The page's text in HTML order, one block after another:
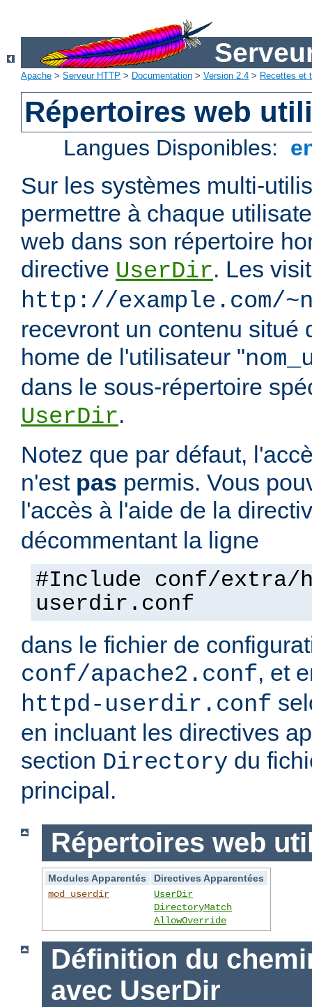
Apache > Serveur HTTP > Documentation > Version 2.4 > Recettes et
Répertoires web
Langues Disponibles:
Sur les systèmes multi-
permettre à chaque
web dans son répertoire
directive UserDir. Les
http://example.com/
recevront un contenu situé
home de l'utilisateur "
dans le sous-répertoire
UserDir.
Notez que par défaut,
n'est pas permis. Vous
l'accès à l'aide de la
décommentant la ligne
#Include conf/extra/
userdir.conf
dans le fichier de
conf/apache2.conf, et
httpd-userdir.conf
en incluant les directives
section Directory du
principal.
Répertoires web
Modules Apparentés
Directives Apparentées
mod_userdir
UserDir
DirectoryMatch
AllowOverride
Définition du
avec UserDir